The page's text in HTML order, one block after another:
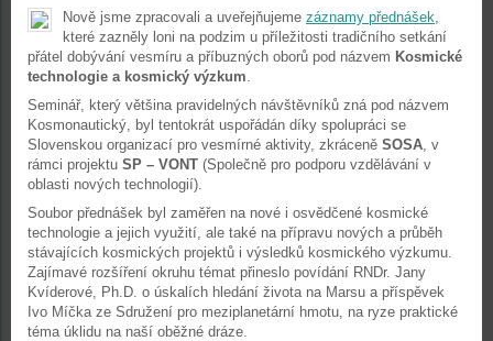
Nově jsme zpracovali a uveřejňujeme záznamy přednášek,
které zazněly loni na podzim u příležitosti tradičního setkání
přátel dobývání vesmíru a příbuzných oborů pod názvem Kosmické
technologie a kosmický výzkum.
Seminář, který většina pravidelných návštěvníků zná pod názvem
Kosmonautický, byl tentokrát uspořádán díky spolupráci se
Slovenskou organizací pro vesmírné aktivity, zkráceně SOSA, v
rámci projektu SP – VONT (Společně pro podporu vzdělávání v
oblasti nových technologií).
Soubor přednášek byl zaměřen na nové i osvědčené kosmické
technologie a jejich využití, ale také na přípravu nových a průběh
stávajících kosmických projektů i výsledků kosmického výzkumu.
Zajímavé rozšíření okruhu témat přineslo povídání RNDr. Jany
Kvíderové, Ph.D. o úskalích hledání života na Marsu a příspěvek
Ivo Míčka ze Sdružení pro meziplanetární hmotu, na ryze praktické
téma úklidu na naší oběžné dráze.